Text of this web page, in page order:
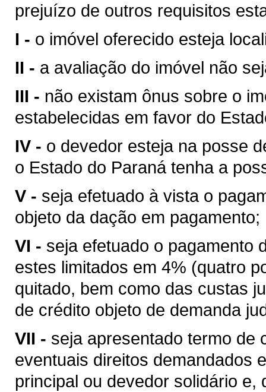
prejuízo de outros requisitos
I - o imóvel oferecido esteja
II - a avaliação do imóvel não
III - não existam ônus sobre o
estabelecidas em favor do
IV - o devedor esteja na posse
o Estado do Paraná tenha a
V - seja efetuado à vista o
objeto da dação em pagamento;
VI - seja efetuado o pagamento
estes limitados em 4% (quatro
quitado, bem como das custas
de crédito objeto de demanda
VII - seja apresentado termo de
eventuais direitos demandados
principal ou devedor solidário